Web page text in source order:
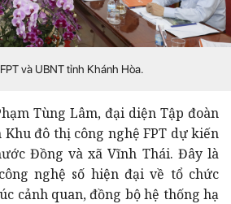
và UBNT tỉnh Khánh Hòa.
Tùng Lâm, đại diện Tập đoàn
Khu đô thị công nghệ FPT dự kiến
Đồng và xã Vĩnh Thái. Đây là
nghệ số hiện đại về tổ chức
cảnh quan, đồng bộ hệ thống hạ